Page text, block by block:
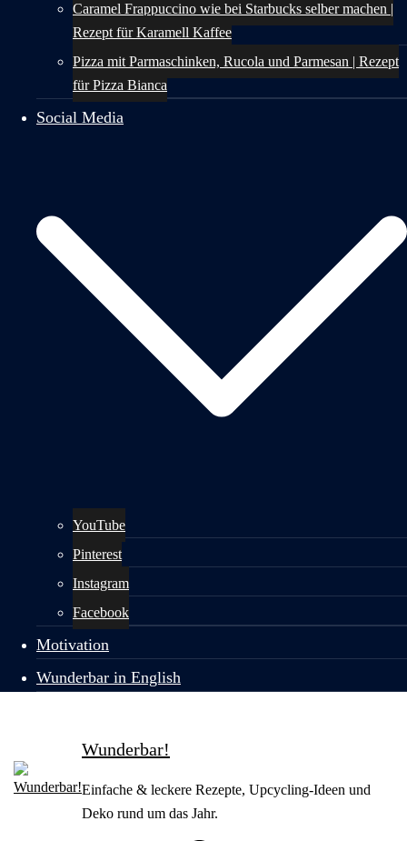
Caramel Frappuccino wie bei Starbucks selber machen |
Rezept für Karamell Kaffee
Pizza mit Parmaschinken, Rucola und Parmesan | Rezept
für Pizza Bianca
Social Media
YouTube
Pinterest
Instagram
Facebook
Motivation
Wunderbar in English
Wunderbar!
Einfache & leckere Rezepte, Upcycling-Ideen und
Deko rund um das Jahr.